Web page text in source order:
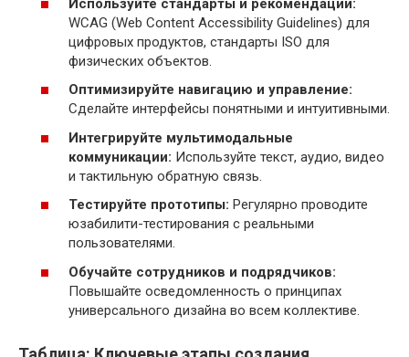
Используйте стандарты и рекомендации:
WCAG (Web Content Accessibility Guidelines) для
цифровых продуктов, стандарты ISO для
физических объектов.
Оптимизируйте навигацию и управление:
Сделайте интерфейсы понятными и интуитивными.
Интегрируйте мультимодальные
коммуникации: Используйте текст, аудио, видео
и тактильную обратную связь.
Тестируйте прототипы: Регулярно проводите
юзабилити-тестирования с реальными
пользователями.
Обучайте сотрудников и подрядчиков:
Повышайте осведомленность о принципах
универсального дизайна во всем коллективе.